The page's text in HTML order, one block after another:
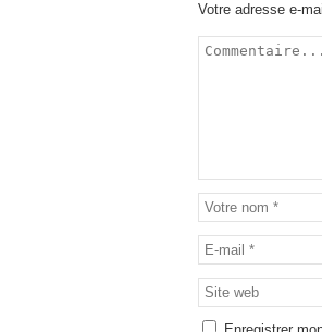
Votre adresse e-